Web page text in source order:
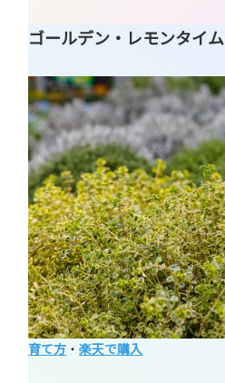
ゴールデン・レモンタイム
育て方 ・楽天で購入